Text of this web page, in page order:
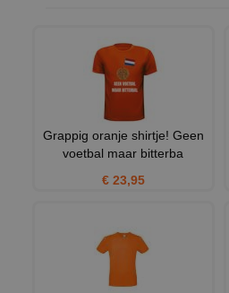
Grappig oranje shirtje! Geen
voetbal maar bitterba
€ 23,95